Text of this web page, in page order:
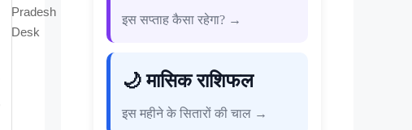
Pradesh
Desk
इस सप्ताह कैसा रहेगा? →
🌙 मासिक राशिफल
इस महीने के सितारों की चाल →